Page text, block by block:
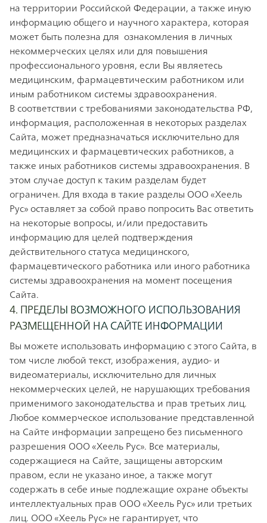
на территории Российской Федерации, а также иную
информацию общего и научного характера, которая
может быть полезна для ознакомления в личных
некоммерческих целях или для повышения
профессионального уровня, если Вы являетесь
медицинским, фармацевтическим работником или
иным работником системы здравоохранения.
В соответствии с требованиями законодательства РФ,
информация, расположенная в некоторых разделах
Сайта, может предназначаться исключительно для
медицинских и фармацевтических работников, а
также иных работников системы здравоохранения. В
этом случае доступ к таким разделам будет
ограничен. Для входа в такие разделы ООО «Хеель
Рус» оставляет за собой право попросить Вас ответить
на некоторые вопросы, и/или предоставить
информацию для целей подтверждения
действительного статуса медицинского,
фармацевтического работника или иного работника
системы здравоохранения на момент посещения
Сайта.
4. ПРЕДЕЛЫ ВОЗМОЖНОГО ИСПОЛЬЗОВАНИЯ
РАЗМЕЩЕННОЙ НА САЙТЕ ИНФОРМАЦИИ
Вы можете использовать информацию с этого Сайта, в
том числе любой текст, изображения, аудио- и
видеоматериалы, исключительно для личных
некоммерческих целей, не нарушающих требования
применимого законодательства и прав третьих лиц.
Любое коммерческое использование представленной
на Сайте информации запрещено без письменного
разрешения ООО «Хеель Рус». Все материалы,
содержащиеся на Сайте, защищены авторским
правом, если не указано иное, а также могут
содержать в себе иные подлежащие охране объекты
интеллектуальных прав ООО «Хеель Рус» или третьих
лиц. ООО «Хеель Рус» не гарантирует, что